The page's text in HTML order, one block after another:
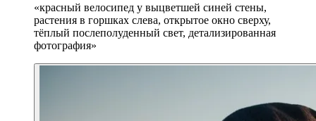
«красный велосипед у выцветшей синей стены,
растения в горшках слева, открытое окно сверху,
тёплый послеполуденный свет, детализированная
фотография»